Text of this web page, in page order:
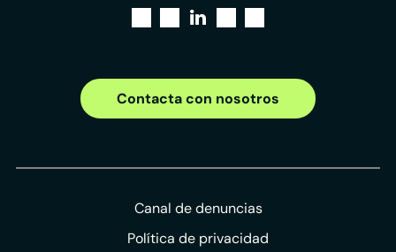
Contacta con nosotros
Canal de denuncias
Política de privacidad